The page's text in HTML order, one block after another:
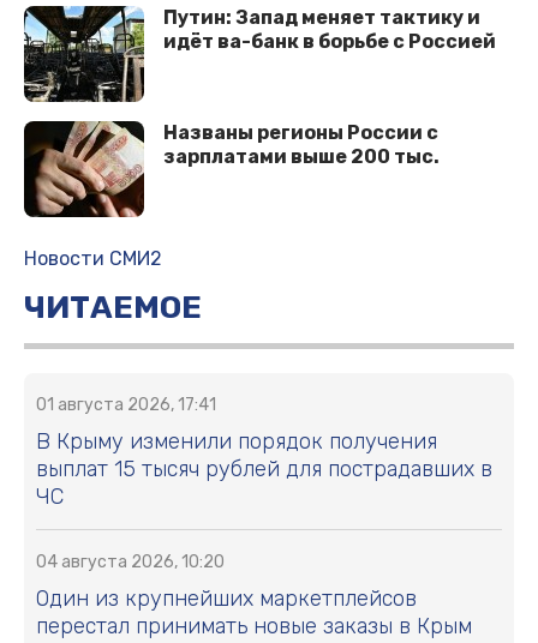
Путин: Запад меняет тактику и
идёт ва-банк в борьбе с Россией
Названы регионы России с
зарплатами выше 200 тыс.
Новости СМИ2
ЧИТАЕМОЕ
01 августа 2026, 17:41
В Крыму изменили порядок получения
выплат 15 тысяч рублей для пострадавших в
ЧС
04 августа 2026, 10:20
Один из крупнейших маркетплейсов
перестал принимать новые заказы в Крым